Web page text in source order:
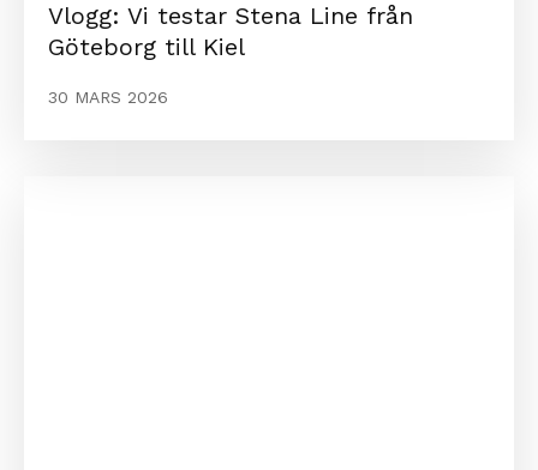
Vlogg: Vi testar Stena Line från
Göteborg till Kiel
30 MARS 2026